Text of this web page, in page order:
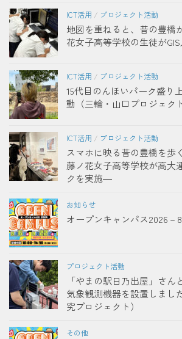
ICT活用 / プロジェクト活動
地図を重ねると、昔の豊橋
花女子高等学校の生徒が
ICT活用 / プロジェクト活動
15代目のんほいパーク盛り
動（三輪・山口プロジェクト
ICT活用 / プロジェクト活動
スマホに映る昔の豊橋を歩
藤ノ花女子高等学校が高大
クを実施―
お知らせ
オープンキャンパス2026－8
プロジェクト活動
「やまの駅日乃出屋」さん
気象観測機器を設置しまし
究プロジェクト）
その他